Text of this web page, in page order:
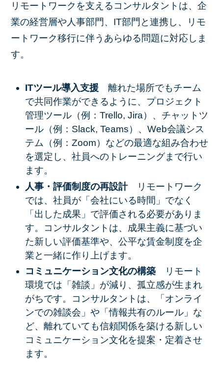
リモートワークを支えるコンサルタントは、企
業の経営層や人事部門、IT部門と連携し、リモ
ートワーク移行に伴うあらゆる問題に対応しま
す。
ITツール導入支援 離れた場所でもチーム
で共同作業ができるように、 プロジェクト
管理ツール（例：Trello, Jira）
、 チャットツ
ール（例：Slack, Teams）
、Web会議シス
テム（例：Zoom）などの最適な組み合わせ
を選定し、社員へのトレーニングまで行い
ます。
人事・評価制度の再設計
リモートワーク
では、社員が「会社にいる時間」でなく
「出した成果」で評価される必要がありま
す。コンサルタントは、成果主義に基づい
た新しい評価基準や、公平な賃金制度を企
業と一緒に作り上げます。
コミュニケーション文化の構築
リモート
環境では「雑談」が減り、孤立感が生まれ
がちです。コンサルタントは、「オンライ
ンでの雑談会」や「情報共有のルール」な
ど、離れていても信頼関係を築ける新しい
コミュニケーション文化を提案・定着させ
ます。